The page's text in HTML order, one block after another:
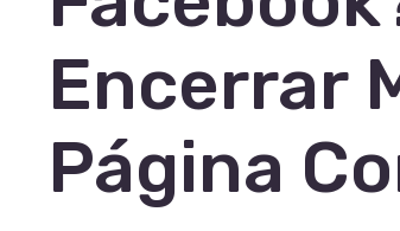
Encerrar
Página